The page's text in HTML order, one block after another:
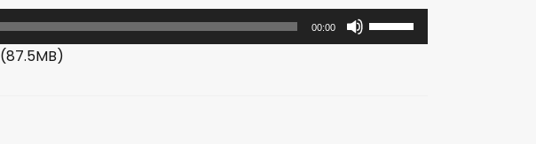
00:00
使
用
(87.5MB)